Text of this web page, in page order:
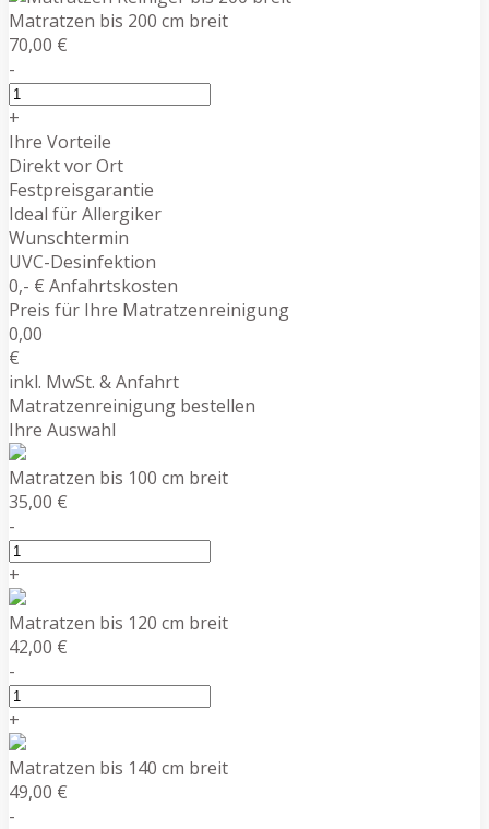
Matratzen bis 200 cm breit
70,00 €
-
+
Ihre Vorteile
Direkt vor Ort
Festpreisgarantie
Ideal für Allergiker
Wunschtermin
UVC-Desinfektion
0,- € Anfahrtskosten
Preis für Ihre Matratzenreinigung
0,00
€
inkl. MwSt. & Anfahrt
Matratzenreinigung bestellen
Ihre Auswahl
Matratzen bis 100 cm breit
35,00 €
-
+
Matratzen bis 120 cm breit
42,00 €
-
+
Matratzen bis 140 cm breit
49,00 €
-